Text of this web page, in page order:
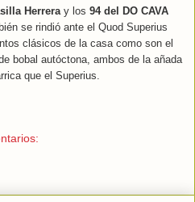
Herrera y los 94 del DO CAVA
se rindió ante el Quod Superius
clásicos de la casa como son el
bobal autóctona, ambos de la añada
que el Superius.